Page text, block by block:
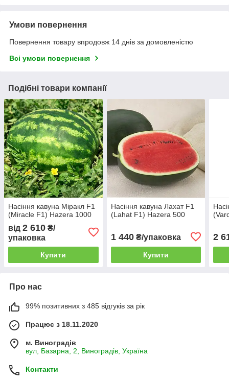
Умови повернення
Повернення товару впродовж 14 днів за домовленістю
Всі умови повернення
Подібні товари компанії
Насіння кавуна Міракл F1
(Miracle F1) Hazera 1000
від 2 610 ₴/
упаковка
Купити
Насіння кавуна Лахат F1
(Lahat F1) Hazera 500
1 440₴/упаковка
Купити
2
Про нас
99% позитивних з 485 відгуків за рік
Працює з 18.11.2020
м. Виноградів
вул, Базарна, 2, Виноградів, Україна
Контакти